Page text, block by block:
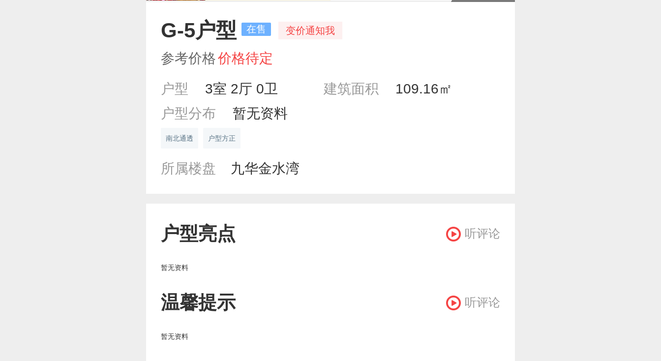
G-5户型 在售 变价通知我
参考价格价格待定
户型
3室 2厅 0卫 建筑面积
109.16㎡
户型分布
暂无资料
南北通透 户型方正
所属楼盘 九华金水湾
户型亮点 听评论
暂无资料
温馨提示 听评论
暂无资料